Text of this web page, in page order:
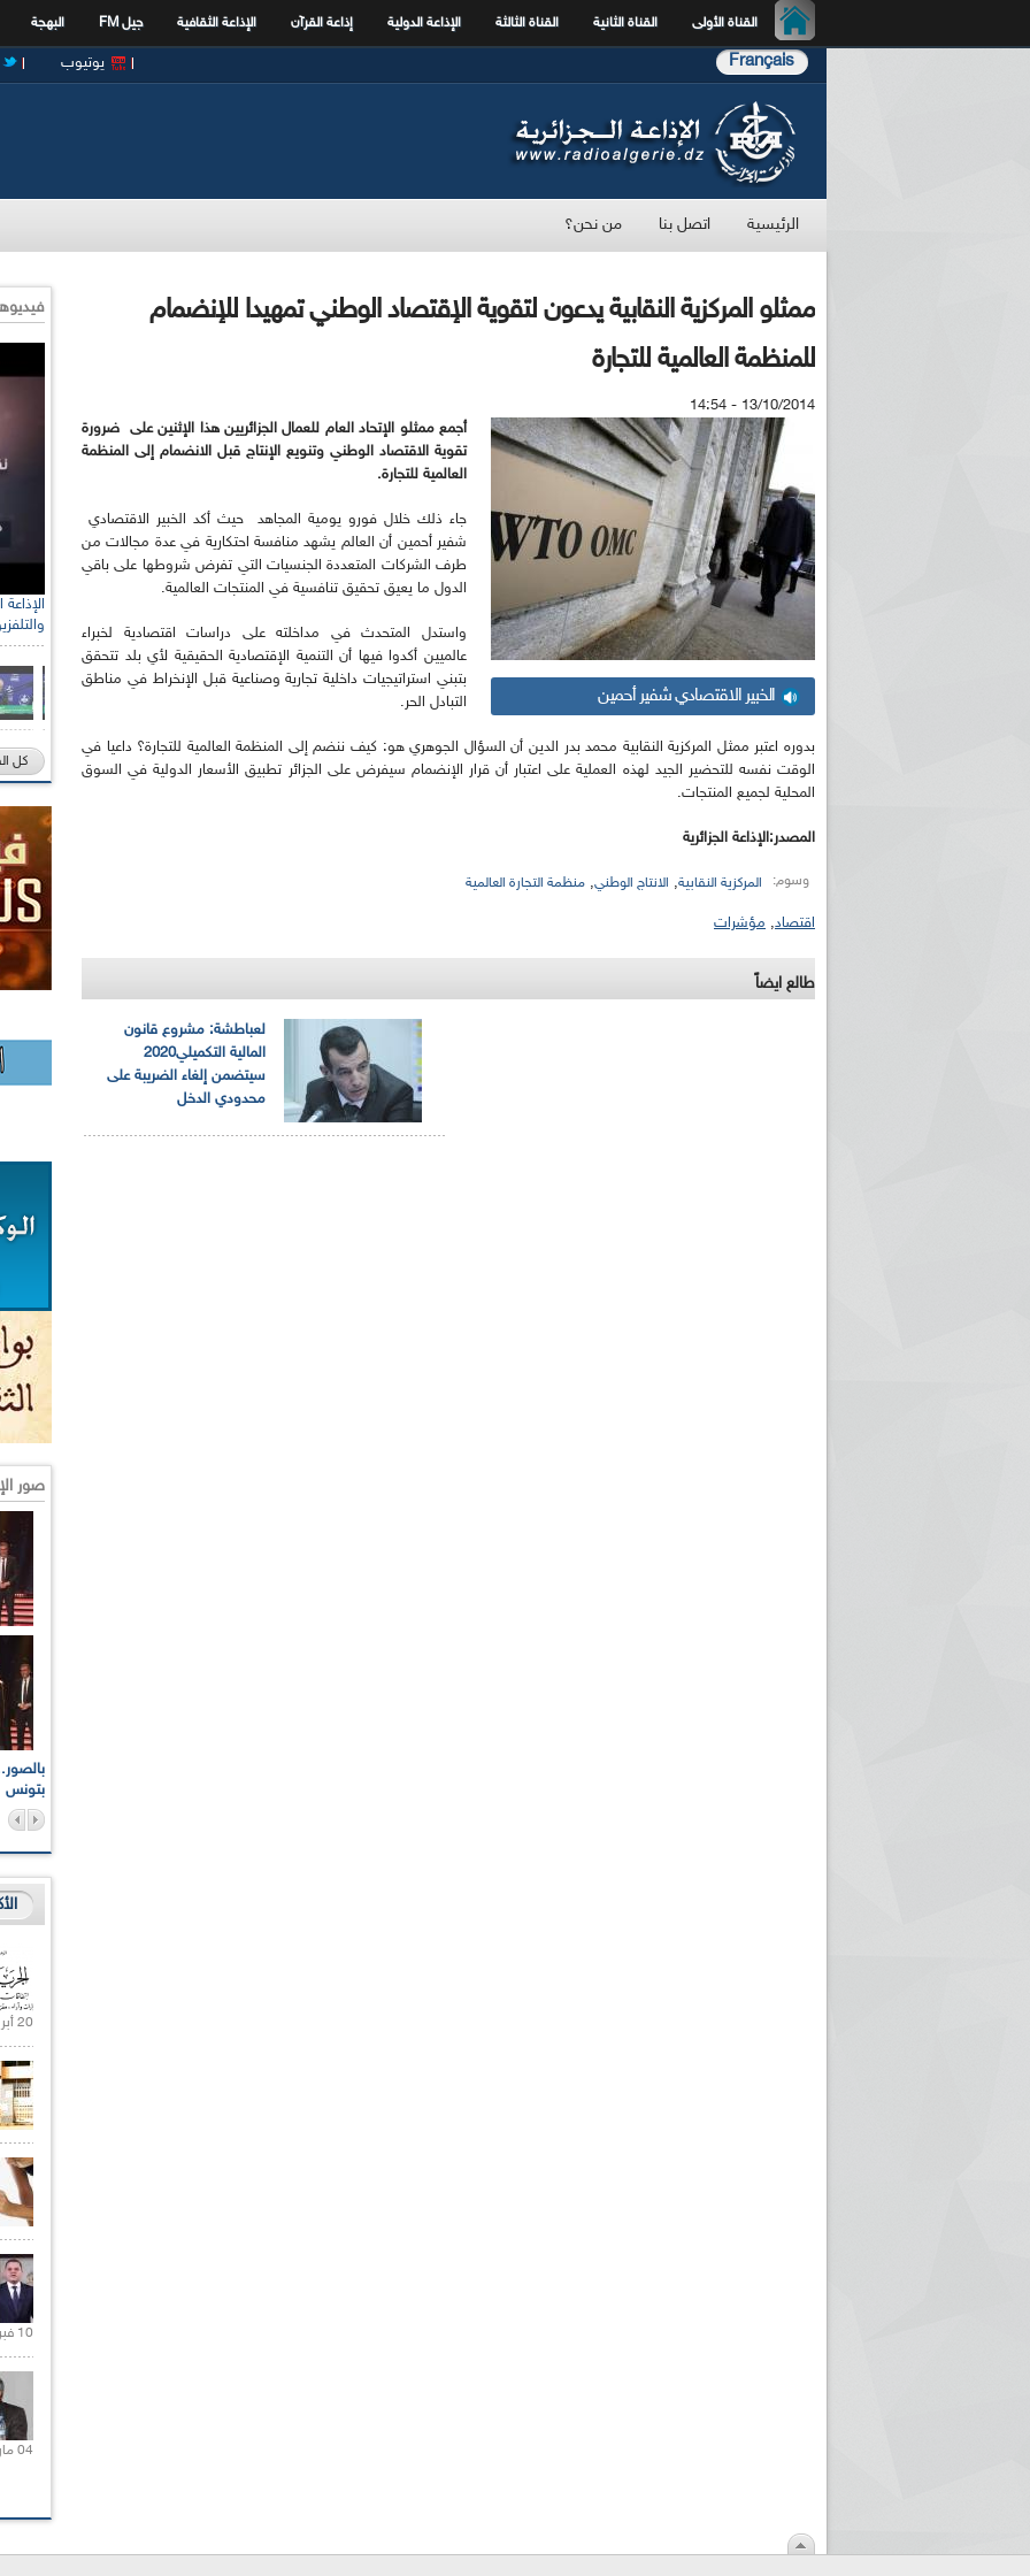
القناة الأولى القناة الثانية القناة الثالثة الإذاعة الدولية إذاعة القرآن الإذاعة الثقافية جيل FM البهجة
Français يوتيوب
الرئيسية اتصل بنا من نحن؟
ممثلو المركزية النقابية يدعون لتقوية الإقتصاد الوطني تمهيدا للإنضمام
للمنظمة العالمية للتجارة
13/10/2014 - 14:54
الخبير الاقتصادي شفير أحمين
أجمع ممثلو الإتحاد العام للعمال الجزائريين هذا الإثنين على ضرورة
تقوية الاقتصاد الوطني وتنويع الإنتاج قبل الانضمام إلى المنظمة
العالمية للتجارة.
جاء ذلك خلال فورو يومية المجاهد حيث أكد الخبير الاقتصادي
شفير أحمين أن العالم يشهد منافسة احتكارية في عدة مجالات من
طرف الشركات المتعددة الجنسيات التي تفرض شروطها على باقي
الدول ما يعيق تحقيق تنافسية في المنتجات العالمية.
واستدل المتحدث في مداخلته على دراسات اقتصادية لخبراء
عالميين أكدوا فيها أن التنمية الإقتصادية الحقيقية لأي بلد تتحقق
بتبني استراتيجيات داخلية تجارية وصناعية قبل الإنخراط في مناطق
التبادل الحر.
بدوره اعتبر ممثل المركزية النقابية محمد بدر الدين أن السؤال الجوهري هو: كيف ننضم إلى المنظمة العالمية للتجارة؟ داعيا في
الوقت نفسه للتحضير الجيد لهذه العملية على اعتبار أن قرار الإنضمام سيفرض على الجزائر تطبيق الأسعار الدولية في السوق
المحلية لجميع المنتجات.
المصدر:الإذاعة الجزائرية
وسوم: المركزية النقابية, الانتاج الوطني, منظمة التجارة العالمية
اقتصاد, مؤشرات
طالع ايضاً
لعباطشة: مشروع قانون
المالية التكميلي2020
سيتضمن إلغاء الضريبة على
محدودي الدخل
كل
صور
بتونس
20 أبريل 2021 |
10 فبراير 2021 |
04 مارس 2020 |